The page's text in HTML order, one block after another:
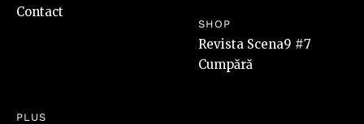
Contact
SHOP
Revista Scena9 #7
Cumpără
PLUS